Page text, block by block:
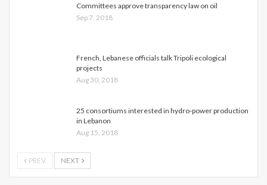
Committees approve transparency law on oil
Sep 7, 2018
French, Lebanese officials talk Tripoli ecological
projects
Aug 30, 2018
25 consortiums interested in hydro-power production
in Lebanon
Aug 15, 2018
PREV NEXT